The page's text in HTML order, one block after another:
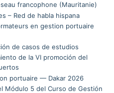
francophone (Mauritanie)
– Red de habla hispana
en gestion portuaire
de casos de estudios
de la VI promoción del
portuaire — Dakar 2026
Módulo 5 del Curso de Gestión